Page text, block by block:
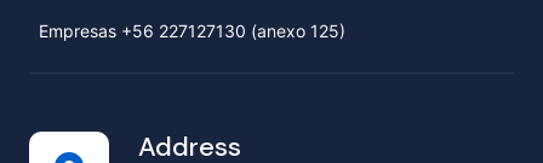
Empresas +56 227127130 (anexo 125)
Address